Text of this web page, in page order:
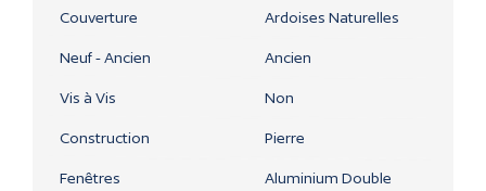
Couverture Ardoises Naturelles
Neuf - Ancien Ancien
Vis à Vis Non
Construction Pierre
Fenêtres
Aluminium Double